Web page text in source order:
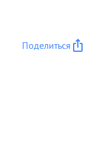
Поделиться